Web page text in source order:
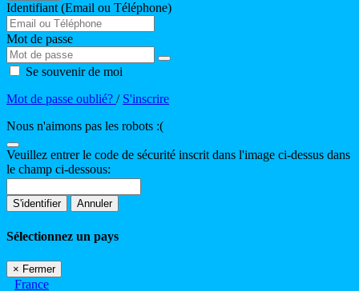
Identifiant (Email ou Téléphone)
Mot de passe
Se souvenir de moi
Mot de passe oublié? / S'inscrire
Nous n'aimons pas les robots :(
Veuillez entrer le code de sécurité inscrit dans l'image ci-dessus dans
le champ ci-dessous:
S'identifier Annuler
Sélectionnez un pays
× Fermer
France